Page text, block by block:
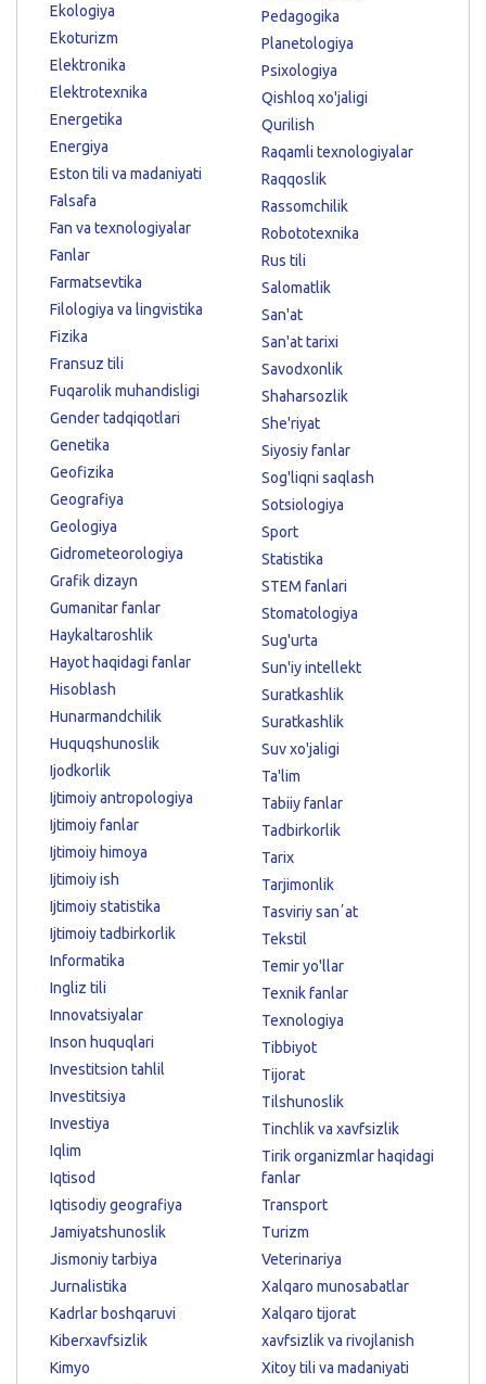
Ekologiya
Ekoturizm
Elektronika
Elektrotexnika
Energetika
Energiya
Eston tili va madaniyati
Falsafa
Fan va texnologiyalar
Fanlar
Farmatsevtika
Filologiya va lingvistika
Fizika
Fransuz tili
Fuqarolik muhandisligi
Gender tadqiqotlari
Genetika
Geofizika
Geografiya
Geologiya
Gidrometeorologiya
Grafik dizayn
Gumanitar fanlar
Haykaltaroshlik
Hayot haqidagi fanlar
Hisoblash
Hunarmandchilik
Huquqshunoslik
Ijodkorlik
Ijtimoiy antropologiya
Ijtimoiy fanlar
Ijtimoiy himoya
Ijtimoiy ish
Ijtimoiy statistika
Ijtimoiy tadbirkorlik
Informatika
Ingliz tili
Innovatsiyalar
Inson huquqlari
Investitsion tahlil
Investitsiya
Investiya
Iqlim
Iqtisod
Iqtisodiy geografiya
Jamiyatshunoslik
Jismoniy tarbiya
Jurnalistika
Kadrlar boshqaruvi
Kiberxavfsizlik
Kimyo
Pedagogika
Planetologiya
Psixologiya
Qishloq xo'jaligi
Qurilish
Raqamli texnologiyalar
Raqqoslik
Rassomchilik
Robototexnika
Rus tili
Salomatlik
San'at
San'at tarixi
Savodxonlik
Shaharsozlik
She'riyat
Siyosiy fanlar
Sog'liqni saqlash
Sotsiologiya
Sport
Statistika
STEM fanlari
Stomatologiya
Sug'urta
Sun'iy intellekt
Suratkashlik
Suratkashlik
Suv xo'jaligi
Ta'lim
Tabiiy fanlar
Tadbirkorlik
Tarix
Tarjimonlik
Tasviriy sanʼat
Tekstil
Temir yo'llar
Texnik fanlar
Texnologiya
Tibbiyot
Tijorat
Tilshunoslik
Tinchlik va xavfsizlik
Tirik organizmlar haqidagi
fanlar
Transport
Turizm
Veterinariya
Xalqaro munosabatlar
Xalqaro tijorat
xavfsizlik va rivojlanish
Xitoy tili va madaniyati